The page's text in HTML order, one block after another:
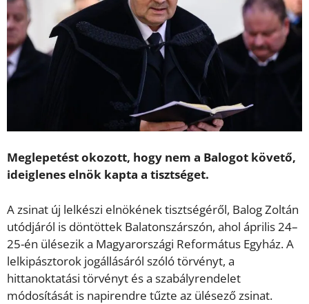
Meglepetést okozott, hogy nem a Balogot követő,
ideiglenes elnök kapta a tisztséget.
A zsinat új lelkészi elnökének tisztségéről, Balog Zoltán
utódjáról is döntöttek Balatonszárszón, ahol április 24–
25-én ülésezik a Magyarországi Református Egyház. A
lelkipásztorok jogállásáról szóló törvényt, a
hittanoktatási törvényt és a szabályrendelet
módosítását is napirendre tűzte az ülésező zsinat.